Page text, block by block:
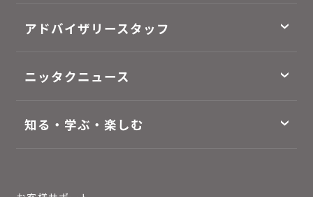
アドバイザリースタッフ
ニッタクニュース
知る・学ぶ・楽しむ